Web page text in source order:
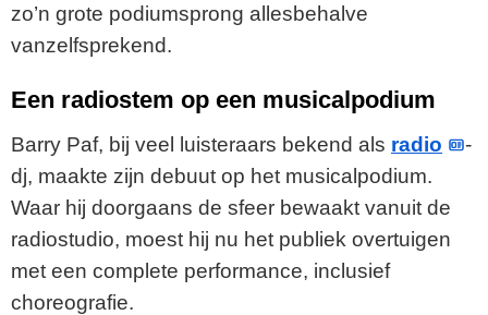
zo’n grote podiumsprong allesbehalve
vanzelfsprekend.
Een radiostem op een musicalpodium
Barry Paf, bij veel luisteraars bekend als radio
-
dj, maakte zijn debuut op het musicalpodium.
Waar hij doorgaans de sfeer bewaakt vanuit de
radiostudio, moest hij nu het publiek overtuigen
met een complete performance, inclusief
choreografie.